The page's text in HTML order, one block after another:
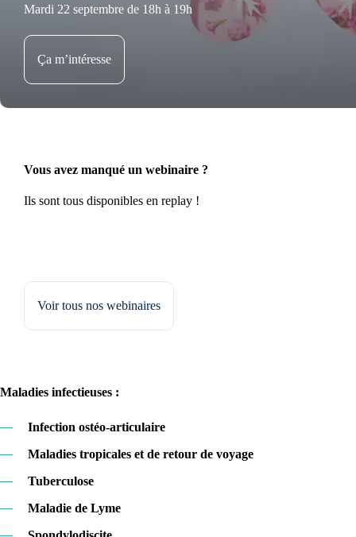
Mardi 22 septembre de 18h à 19h
Ça m’intéresse
Vous avez manqué un webinaire ?
Ils sont tous disponibles en replay !
Voir tous nos webinaires
Maladies infectieuses :
—
Infection ostéo-articulaire
—
Maladies tropicales et de retour de voyage
—
Tuberculose
—
Maladie de Lyme